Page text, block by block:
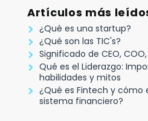
Artículos más
¿Qué es una startup?
¿Qué son las TIC's?
Significado de CEO,
Qué es el Liderazgo:
habilidades y mitos
¿Qué es Fintech y cómo
sistema financiero?